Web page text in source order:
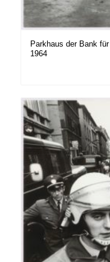
Parkhaus der Bank
1964